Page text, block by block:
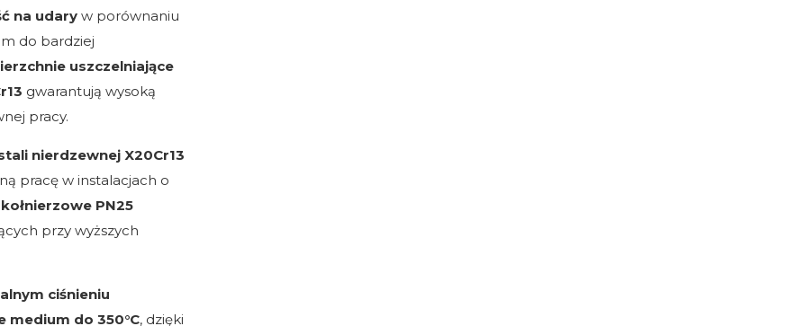
na udary w porównaniu
do bardziej
uszczelniające
gwarantują wysoką
pracy.
nierdzewnej X20Cr13
pracę w instalacjach o
PN25
przy wyższych
ciśnieniu
medium do 350°C, dzięki